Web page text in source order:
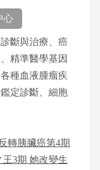
心
斷與治療、癌
精準醫學基因
種血液腫瘤疾
定診斷、細胞
轉胰臟癌第4期
王3期 她改變生